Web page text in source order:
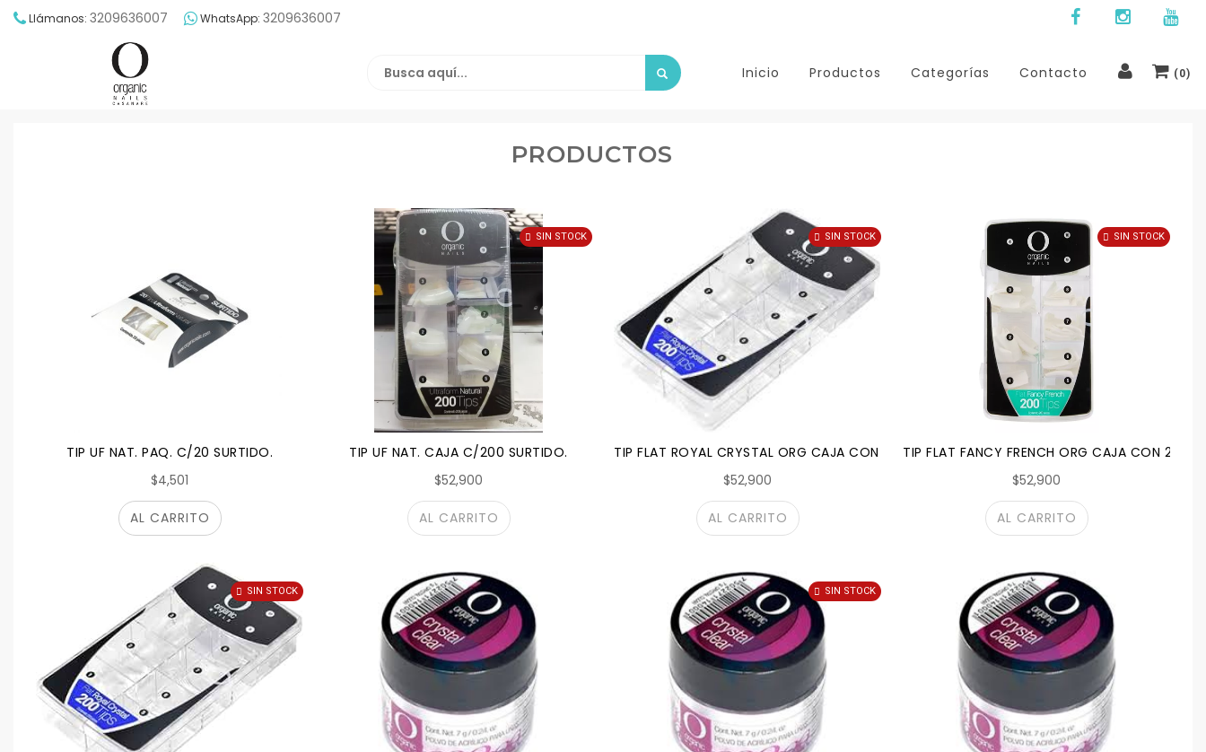
Llámanos: 3209636007 WhatsApp: 3209636007
Inicio Productos Categorías Contacto ( 0)
PRODUCTOS
TIP UF NAT. PAQ. C/20 SURTIDO.
$4,501
AL CARRITO
TIP UF NAT. CAJA C/200 SURTIDO.
$52,900
AL CARRITO
SIN STOCK
TIP FLAT ROYAL CRYSTAL ORG CAJA CON 200 SURTIDO
$52,900
AL CARRITO
SIN STOCK
TIP FLAT FANCY FRENCH ORG CAJA CON 200
$52,900
AL CARRITO
SIN STOCK
SIN STOCK SIN STOCK